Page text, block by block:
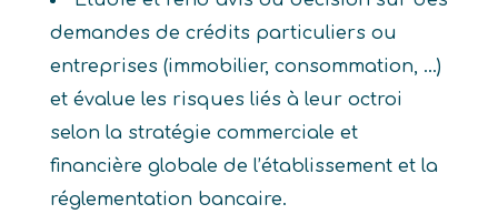
demandes de crédits particuliers ou
entreprises (immobilier, consommation, …)
et évalue les risques liés à leur octroi
selon la stratégie commerciale et
financière globale de l’établissement et la
réglementation bancaire.